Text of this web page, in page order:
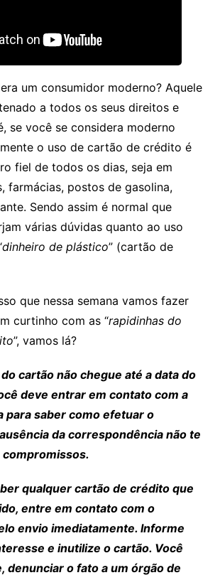
um consumidor moderno? Aquele
a todos os seus direitos e
se você se considera moderno
o uso de cartão de crédito é
fiel de todos os dias, seja em
farmácias, postos de gasolina,
Sendo assim é normal que
várias dúvidas quanto ao uso
dinheiro de plástico” (cartão de
que nessa semana vamos fazer
curtinho com as “rapidinhas do
”, vamos lá?
cartão não chegue até a data do
deve entrar em contato com a
para saber como efetuar o
da correspondência não te
qualquer cartão de crédito que
entre em contato com o
envio imediatamente. Informe
e inutilize o cartão. Você
denunciar o fato a um órgão de